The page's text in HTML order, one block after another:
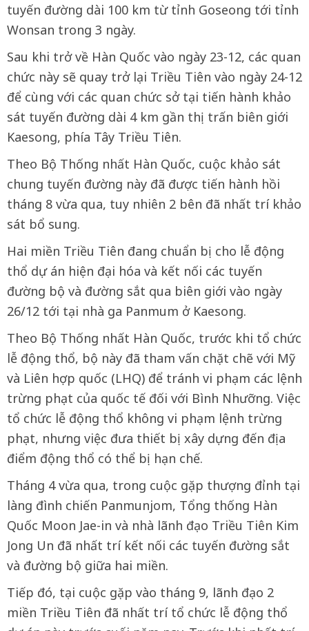
tuyến đường dài 100 km từ tỉnh Goseong tới tỉnh
Wonsan trong 3 ngày.
Sau khi trở về Hàn Quốc vào ngày 23-12, các quan
chức này sẽ quay trở lại Triều Tiên vào ngày 24-12
để cùng với các quan chức sở tại tiến hành khảo
sát tuyến đường dài 4 km gần thị trấn biên giới
Kaesong, phía Tây Triều Tiên.
Theo Bộ Thống nhất Hàn Quốc, cuộc khảo sát
chung tuyến đường này đã được tiến hành hồi
tháng 8 vừa qua, tuy nhiên 2 bên đã nhất trí khảo
sát bổ sung.
Hai miền Triều Tiên đang chuẩn bị cho lễ động
thổ dự án hiện đại hóa và kết nối các tuyến
đường bộ và đường sắt qua biên giới vào ngày
26/12 tới tại nhà ga Panmum ở Kaesong.
Theo Bộ Thống nhất Hàn Quốc, trước khi tổ chức
lễ động thổ, bộ này đã tham vấn chặt chẽ với Mỹ
và Liên hợp quốc (LHQ) để tránh vi phạm các lệnh
trừng phạt của quốc tế đối với Bình Nhưỡng. Việc
tổ chức lễ động thổ không vi phạm lệnh trừng
phạt, nhưng việc đưa thiết bị xây dựng đến địa
điểm động thổ có thể bị hạn chế.
Tháng 4 vừa qua, trong cuộc gặp thượng đỉnh tại
làng đình chiến Panmunjom, Tổng thống Hàn
Quốc Moon Jae-in và nhà lãnh đạo Triều Tiên Kim
Jong Un đã nhất trí kết nối các tuyến đường sắt
và đường bộ giữa hai miền.
Tiếp đó, tại cuộc gặp vào tháng 9, lãnh đạo 2
miền Triều Tiên đã nhất trí tổ chức lễ động thổ